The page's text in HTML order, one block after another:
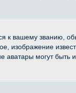
к вашему званию,
изображение
аватары могут